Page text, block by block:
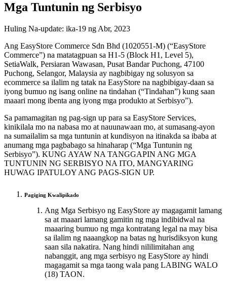
Mga Tuntunin ng Serbisyo
Huling Na-update: ika-19 ng Abr, 2023
Ang EasyStore Commerce Sdn Bhd (1020551-M) (“EasyStore
Commerce”) na matatagpuan sa H1-5 (Block H1, Level 5),
SetiaWalk, Persiaran Wawasan, Pusat Bandar Puchong, 47100
Puchong, Selangor, Malaysia ay nagbibigay ng solusyon sa
ecommerce sa ilalim ng tatak na EasyStore na nagbibigay-daan sa
iyong bumuo ng isang online na tindahan (“Tindahan”) kung saan
maaari mong ibenta ang iyong mga produkto at Serbisyo”).
Sa pamamagitan ng pag-sign up para sa EasyStore Services,
kinikilala mo na nabasa mo at nauunawaan mo, at sumasang-ayon
na sumailalim sa mga tuntunin at kundisyon na itinakda sa ibaba at
anumang mga pagbabago sa hinaharap (“Mga Tuntunin ng
Serbisyo”). KUNG AYAW NA TANGGAPIN ANG MGA
TUNTUNIN NG SERBISYO NA ITO, MANGYARING
HUWAG IPATULOY ANG PAGS-SIGN UP.
Pagiging Kwalipikado
Ang Mga Serbisyo ng EasyStore ay magagamit lamang
sa at maaari lamang gamitin ng mga indibidwal na
maaaring bumuo ng mga kontratang legal na may bisa
sa ilalim ng naaangkop na batas ng hurisdiksyon kung
saan sila nakatira. Nang hindi nililimitahan ang
nabanggit, ang mga serbisyo ng EasyStore ay hindi
magagamit sa mga taong wala pang LABING WALO
(18) TAON.